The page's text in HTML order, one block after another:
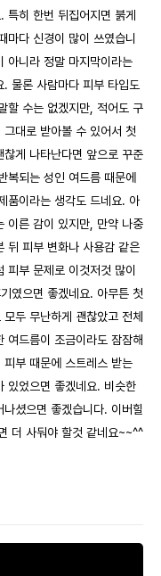
특히 한번 뒤집어지면 붉게
마다 신경이 많이 쓰였습니
아니라 정말 마지막이라는
물론 사람마다 피부 타입도
할 수는 없겠지만, 적어도 구
대로 받아볼 수 있어서 첫
게 나타난다면 앞으로 꾸준
복되는 성인 여드름 때문에
품이라는 생각도 드네요. 아
이른 감이 있지만, 만약 나중
뒤 피부 변화나 사용감 같은
부 문제로 이것저것 많이
였으면 좋겠네요. 아무튼 첫
두 무난하게 괜찮았고 전체
여드름이 조금이라도 잠잠해
부 때문에 스트레스 받는
있었으면 좋겠네요. 비슷한
셨으면 좋겠습니다. 이버힐
더 사둬야 할것 같네요~~^^